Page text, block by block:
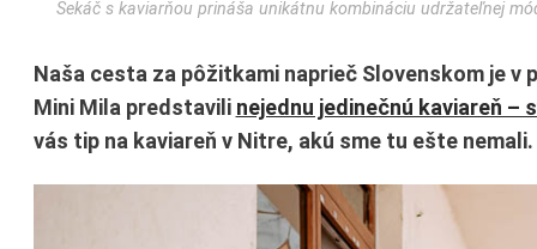
Sekáč s kaviarňou prináša unikátnu kombináciu udržateľnej
Naša cesta za pôžitkami naprieč Slovenskom je v
Mini Mila predstavili nejednu jedinečnú kaviareň
vás tip na kaviareň v Nitre, akú sme tu ešte nemali.